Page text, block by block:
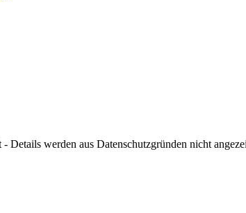
Details werden aus Datenschutzgründen nicht